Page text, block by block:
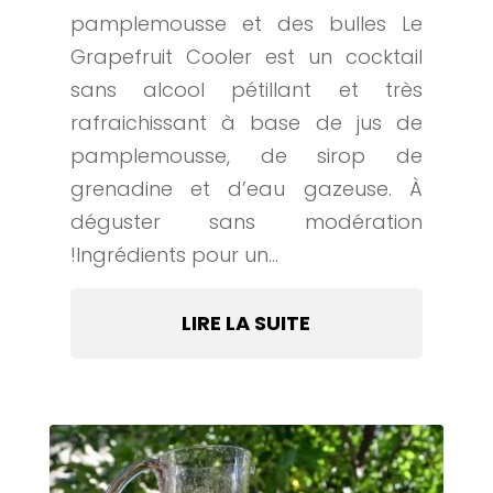
pamplemousse et des bulles Le
Grapefruit Cooler est un cocktail
sans alcool pétillant et très
rafraichissant à base de jus de
pamplemousse, de sirop de
grenadine et d’eau gazeuse. À
déguster sans modération
!Ingrédients pour un...
LIRE LA SUITE